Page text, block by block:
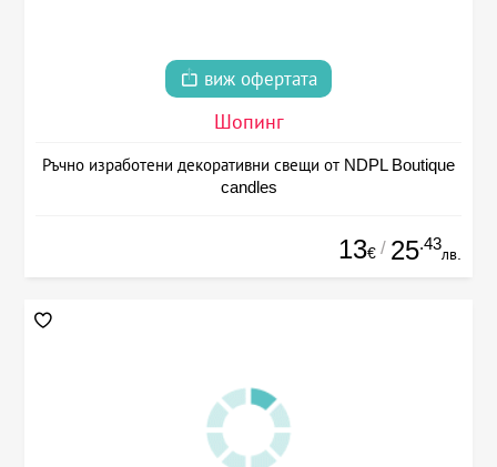
виж офертата
Шопинг
Ръчно изработени декоративни свещи от NDPL Boutique
candles
13€ / 25.43
лв.